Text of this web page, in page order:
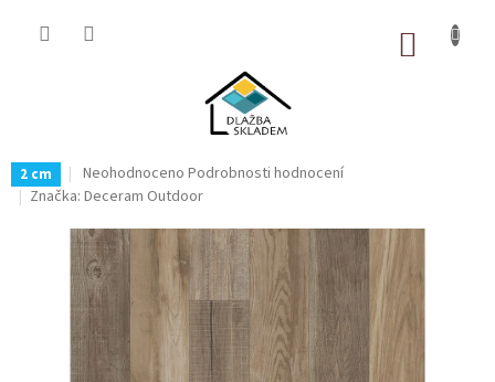
2 cm
Průměrné
hodnocení
je
0,0
z
hvězdiček.
Neohodnoceno Podrobnosti hodnocení
Značka: Deceram Outdoor